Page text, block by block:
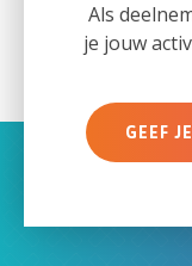
Als
je jouw
GEEF